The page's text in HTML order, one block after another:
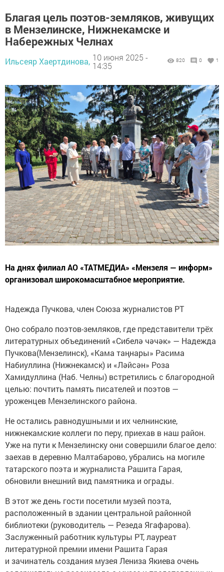
Благая цель поэтов-земляков, живущих
в Мензелинске, Нижнекамске и
Набережных Челнах
Ильсеяр Хаертдинова, 10 июня 2025 -
14:35
820 0 1
На днях филиал АО «ТАТМЕДИА» «Мензеля — информ»
организовал широкомасштабное мероприятие.
Надежда Пучкова, член Союза журналистов РТ
Оно собрало поэтов-земляков, где представители трёх
литературных объединений «Сибелә чәчәк» — Надежда
Пучкова(Мензелинск), «Кама таңнары» Расима
Набиуллина (Нижнекамск) и «Ләйсән» Роза
Хамидуллина (Наб. Челны) встретились с благородной
целью: почтить память писателей и поэтов —
уроженцев Мензелинского района.
Не остались равнодушными и их челнинские,
нижнекамские коллеги по перу, приехав в наш район.
Уже на пути к Мензелинску они совершили благое дело:
заехав в деревню Малтабарово, убрались на могиле
татарского поэта и журналиста Рашита Гарая,
обновили внешний вид памятника и ограды.
В этот же день гости посетили музей поэта,
расположенный в здании центральной районной
библиотеки (руководитель — Резеда Ягафарова).
Заслуженный работник культуры РТ, лауреат
литературной премии имени Рашита Гарая
и зачинатель создания музея Лениза Якиева очень